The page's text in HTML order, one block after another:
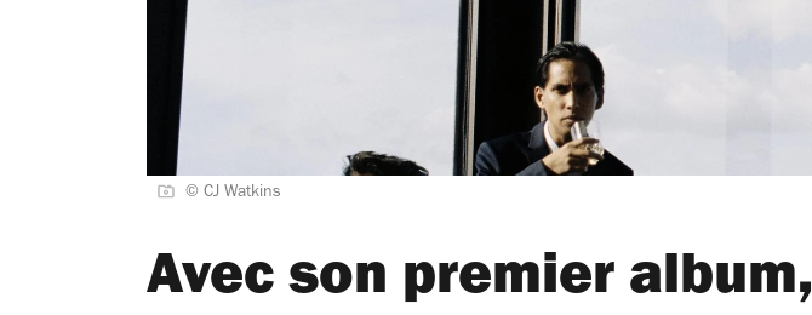
© CJ Watkins
Avec son premier album,